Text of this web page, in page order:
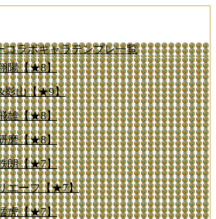
コラボキャラテンプレ一覧
陽【★8】
影山【★9】
雄【★8】
磨【★8】
朗【★7】
エーフ【★7】
虎【★7】